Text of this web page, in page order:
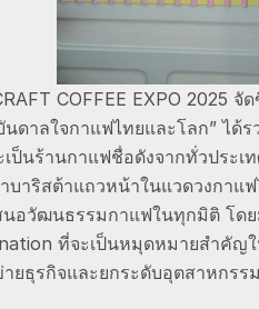
COFFEE EXPO 2025
ดาลใจกาแฟไทยและโลก” ได้ร
ป็นร้านกาแฟชื่อดังจากทั่วประ
าบาริสต้าแถวหน้าในแวดวงกา
นอวัฒนธรรมกาแฟในทุกมิติ โด
ที่จะเป็นหมุดหมายสำคัญ
ยธุรกิจและยกระดับอุตสาหกร